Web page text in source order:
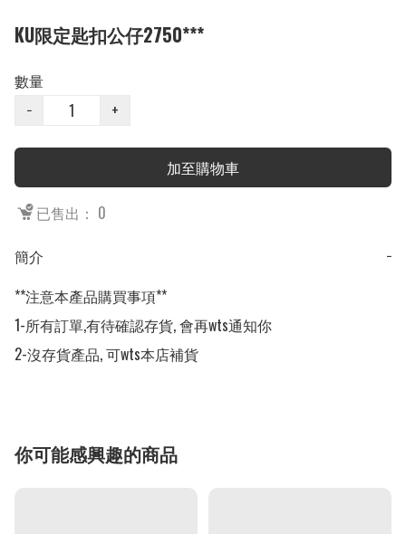
KU限定匙扣公仔2750***
數量
−
+
加至購物車
已售出： 0
簡介
−
**注意本產品購買事項**
1-所有訂單,有待確認存貨, 會再wts通知你
2-沒存貨產品, 可wts本店補貨
你可能感興趣的商品